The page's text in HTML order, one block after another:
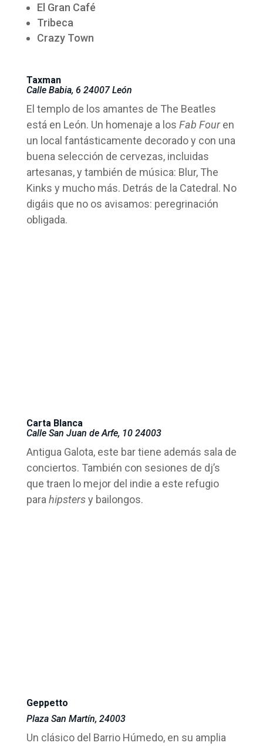
El Gran Café
Tribeca
Crazy Town
Taxman
Calle Babia, 6 24007 León
El templo de los amantes de The Beatles
está en León. Un homenaje a los Fab Fouren
un local fantásticamente decorado y con una
buena selección de cervezas, incluidas
artesanas, y también de música: Blur, The
Kinks y mucho más. Detrás de la Catedral. No
digáis que no os avisamos: peregrinación
obligada.
Carta Blanca
Calle San Juan de Arfe, 10 24003
Antigua Galota, este bar tiene además sala de
conciertos. También con sesiones de dj’s
que traen lo mejor del indie a este refugio
para hipstersy bailongos.
Geppetto
Plaza San Martín, 24003
Un clásico del Barrio Húmedo, en su amplia